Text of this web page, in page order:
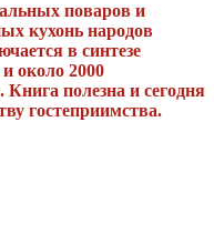
поваров и
кухонь народов
в синтезе
около 2000
полезна и сегодня
гостеприимства.